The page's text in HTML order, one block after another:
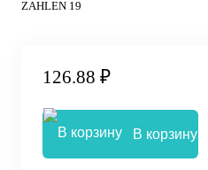
ZAHLEN 19
126.88 ₽
В корзину